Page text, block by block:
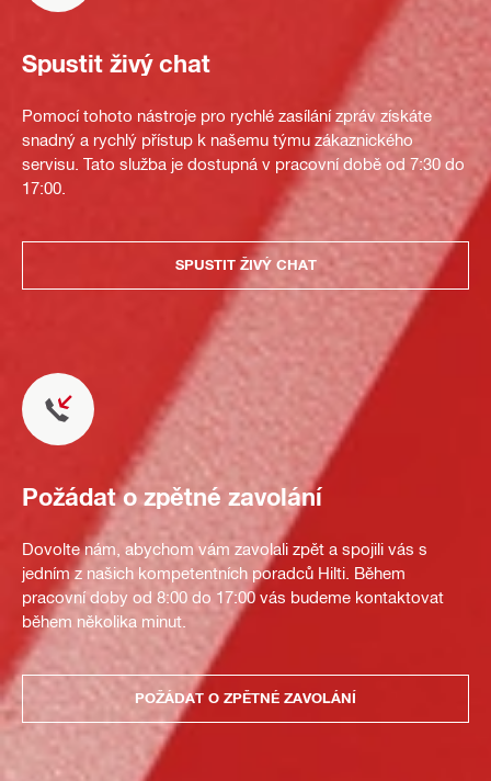
Spustit živý chat
Pomocí tohoto nástroje pro rychlé zasílání zpráv získáte
snadný a rychlý přístup k našemu týmu zákaznického
servisu. Tato služba je dostupná v pracovní době od 7:30 do
17:00.
SPUSTIT ŽIVÝ CHAT
Požádat o zpětné zavolání
Dovolte nám, abychom vám zavolali zpět a spojili vás s
jedním z našich kompetentních poradců Hilti. Během
pracovní doby od 8:00 do 17:00 vás budeme kontaktovat
během několika minut.
POŽÁDAT O ZPĚTNÉ ZAVOLÁNÍ